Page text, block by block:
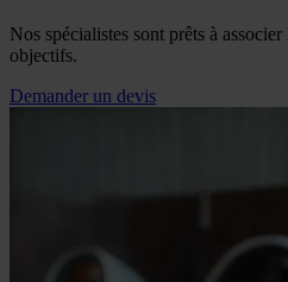
Nos spécialistes sont prêts à
objectifs.
Demander un devis